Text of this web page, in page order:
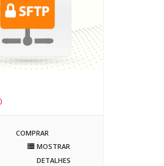
COMPRAR
MOSTRAR
DETALHES